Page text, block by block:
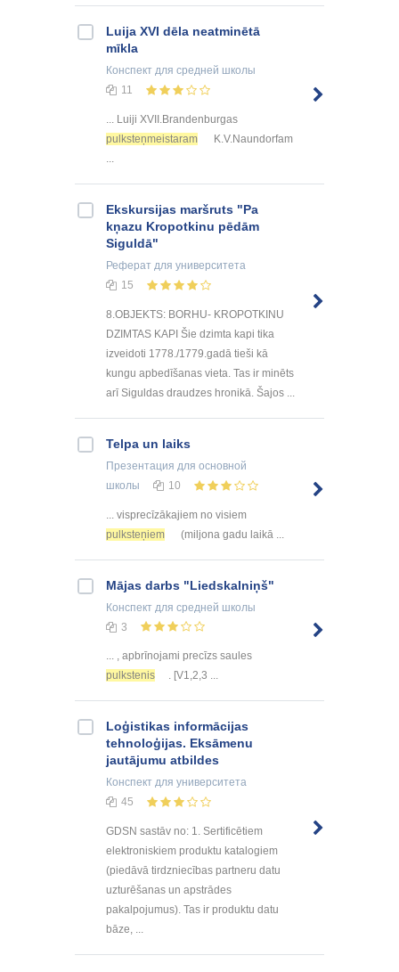
Luija XVI dēla neatminētā
mīkla
Конспект для средней школы
11
... Luiji XVII.Brandenburgas
pulksteņmeistaram
K.V.Naundorfam
...
Ekskursijas maršruts "Pa
kņazu Kropotkinu pēdām
Siguldā"
Реферат для университета
15
8.OBJEKTS: BORHU- KROPOTKINU
DZIMTAS KAPI Šie dzimta kapi tika
izveidoti 1778./1779.gadā tieši kā
kungu apbedīšanas vieta. Tas ir minēts
arī Siguldas draudzes hronikā. Šajos ...
Telpa un laiks
Презентация для основной
школы
10
... visprecīzākajiem no visiem
pulksteņiem
(miljona gadu laikā ...
Mājas darbs "Liedskalniņš"
Конспект для средней школы
3
... , apbrīnojami precīzs saules
pulkstenis
. [V1,2,3 ...
Loģistikas informācijas
tehnoloģijas. Eksāmenu
jautājumu atbildes
Конспект для университета
45
GDSN sastāv no: 1. Sertificētiem
elektroniskiem produktu katalogiem
(piedāvā tirdzniecības partneru datu
uzturēšanas un apstrādes
pakalpojumus). Tas ir produktu datu
bāze, ...